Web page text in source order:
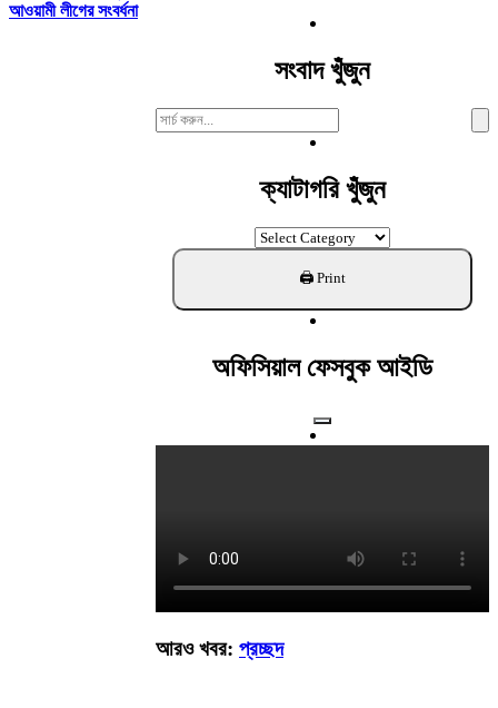
আওয়ামী লীগের সংবর্ধনা
সংবাদ খুঁজুন
Search
For:
ক্যাটাগরি খুঁজুন
ক্যাটাগরি
খুঁজুন
অফিসিয়াল ফেসবুক আইডি
আরও খবর: প্রচ্ছদ